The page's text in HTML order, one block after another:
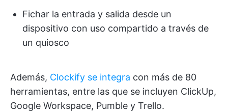
Fichar la entrada y salida desde un
dispositivo con uso compartido a través de
un quiosco
Además, Clockify se integra con más de 80
herramientas, entre las que se incluyen ClickUp,
Google Workspace, Pumble y Trello.